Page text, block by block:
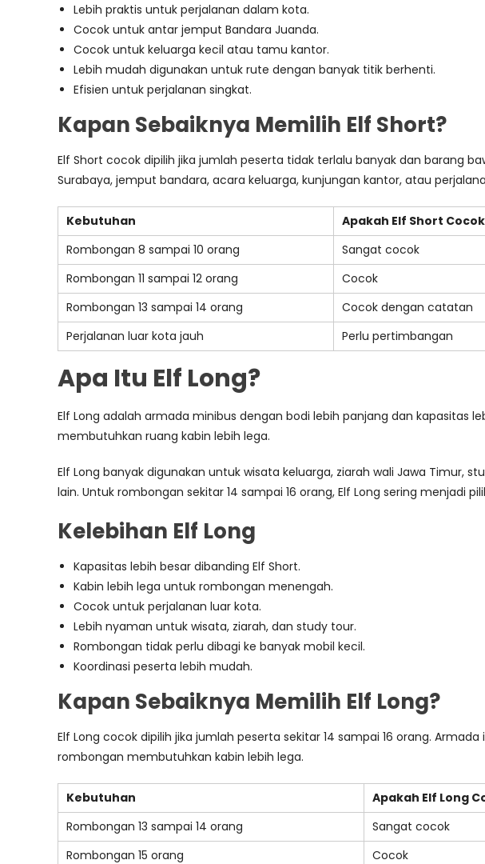
Lebih praktis untuk perjalanan dalam kota.
Cocok untuk antar jemput Bandara Juanda.
Cocok untuk keluarga kecil atau tamu kantor.
Lebih mudah digunakan untuk rute dengan banyak titik berhenti.
Efisien untuk perjalanan singkat.
Kapan Sebaiknya Memilih Elf Short?
Elf Short cocok dipilih jika jumlah peserta tidak terlalu banyak dan barang
Surabaya, jemput bandara, acara keluarga, kunjungan kantor, atau
Kebutuhan Apakah Elf Short
Rombongan 8 sampai 10 orang
Sangat cocok
Rombongan 11 sampai 12 orang
Cocok
Rombongan 13 sampai 14 orang
Cocok dengan catatan
Perjalanan luar kota jauh
Perlu pertimbangan
Apa Itu Elf Long?
Elf Long adalah armada minibus dengan bodi lebih panjang dan kapasitas
membutuhkan ruang kabin lebih lega.
Elf Long banyak digunakan untuk wisata keluarga, ziarah wali Jawa Timur,
lain. Untuk rombongan sekitar 14 sampai 16 orang, Elf Long sering menjadi
Kelebihan Elf Long
Kapasitas lebih besar dibanding Elf Short.
Kabin lebih lega untuk rombongan menengah.
Cocok untuk perjalanan luar kota.
Lebih nyaman untuk wisata, ziarah, dan study tour.
Rombongan tidak perlu dibagi ke banyak mobil kecil.
Koordinasi peserta lebih mudah.
Kapan Sebaiknya Memilih Elf Long?
Elf Long cocok dipilih jika jumlah peserta sekitar 14 sampai 16 orang.
rombongan membutuhkan kabin lebih lega.
Kebutuhan Apakah Elf Long
Rombongan 13 sampai 14 orang
Sangat cocok
Rombongan 15 orang
Cocok